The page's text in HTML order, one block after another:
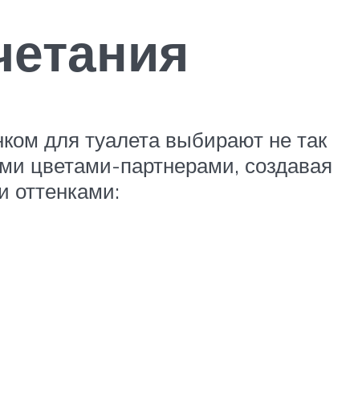
для туалета выбирают не так
цветами-партнерами, создавая
оттенками: